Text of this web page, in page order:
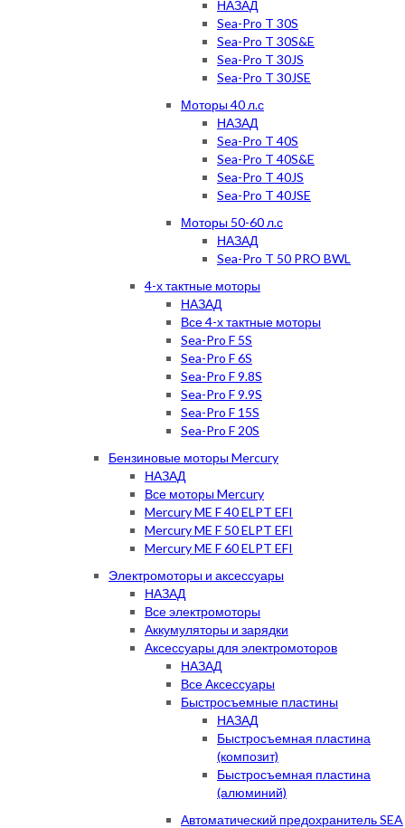
НАЗАД
Sea-Pro T 30S
Sea-Pro T 30S&E
Sea-Pro T 30JS
Sea-Pro T 30JSE
Моторы 40 л.с
НАЗАД
Sea-Pro T 40S
Sea-Pro T 40S&E
Sea-Pro T 40JS
Sea-Pro T 40JSE
Моторы 50-60 л.с
НАЗАД
Sea-Pro T 50 PRO BWL
4-х тактные моторы
НАЗАД
Все 4-х тактные моторы
Sea-Pro F 5S
Sea-Pro F 6S
Sea-Pro F 9.8S
Sea-Pro F 9.9S
Sea-Pro F 15S
Sea-Pro F 20S
Бензиновые моторы Mercury
НАЗАД
Все моторы Mercury
Mercury ME F 40 ELPT EFI
Mercury ME F 50 ELPT EFI
Mercury ME F 60 ELPT EFI
Электромоторы и аксессуары
НАЗАД
Все электромоторы
Аккумуляторы и зарядки
Аксессуары для электромоторов
НАЗАД
Все Аксессуары
Быстросъемные пластины
НАЗАД
Быстросъемная пластина
(композит)
Быстросъемная пластина
(алюминий)
Автоматический предохранитель SEA